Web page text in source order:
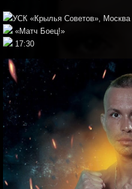
УСК «Крылья Советов», Москва
«Матч Боец!»
17:30